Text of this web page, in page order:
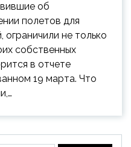
об
полетов для
ограничили не только
собственных
в отчете
19 марта. Что